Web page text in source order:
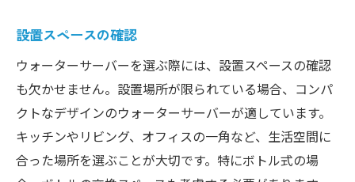
レンタル費用の内訳を理解
口コミや評価を参考にする
試用期間の有無を確認
トラブル発生時の対応策
ウォーターサーバーのレンタルでコストを抑え
る方法とは
設置スペースの確認
ウォーターサーバーを選ぶ際には、設置スペースの確認
も欠かせません。設置場所が限られている場合、コンパ
クトなデザインのウォーターサーバーが適しています。
キッチンやリビング、オフィスの一角など、生活空間に
合った場所を選ぶことが大切です。特にボトル式の場